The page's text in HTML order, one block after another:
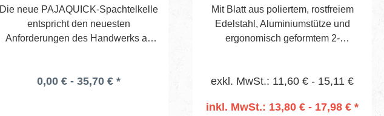
Die neue PAJAQUICK-Spachtelkelle
entspricht den neuesten
Anforderungen des Handwerks an
0,5 mm Spezial-Edelstahl mit
0,00 € - 35,70 € *
Mit Blatt aus poliertem, rostfreiem
Edelstahl, Aluminiumstütze und
ergonomisch geformtem 2-
Folgende Zahnungen stehen zur
exkl. MwSt.: 11,60 € - 15,11 €
inkl. MwSt.: 13,80 € - 17,98 € *